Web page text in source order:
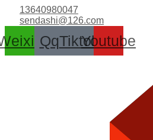
容
13640980047
sendashi@126.com
QqTiktokYoutube